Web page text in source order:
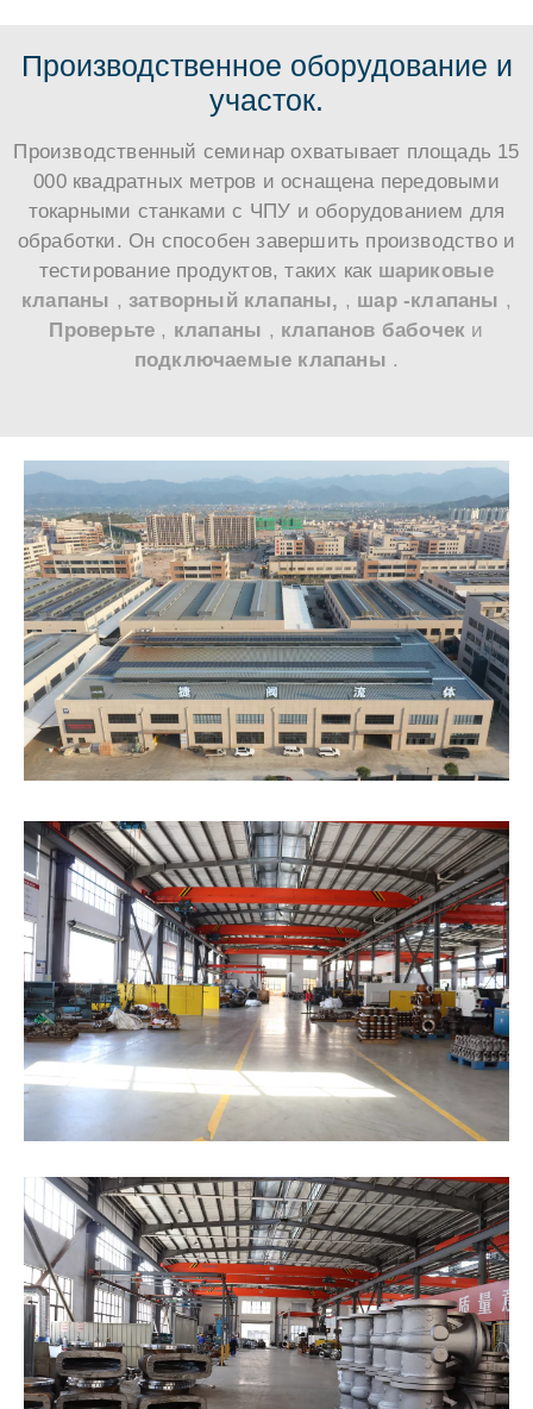
Производственное оборудование и
участок.
Производственный семинар охватывает площадь 15
000 квадратных метров и оснащена передовыми
токарными станками с ЧПУ и оборудованием для
обработки. Он способен завершить производство и
тестирование продуктов, таких как шариковые
клапаны , затворный клапаны, , шар -клапаны ,
Проверьте , клапаны , клапанов бабочек и
подключаемые клапаны .